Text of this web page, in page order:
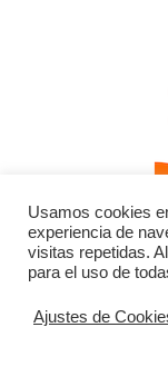
Usamos cookies
experiencia de
visitas repetidas.
para el uso de
Ajustes de